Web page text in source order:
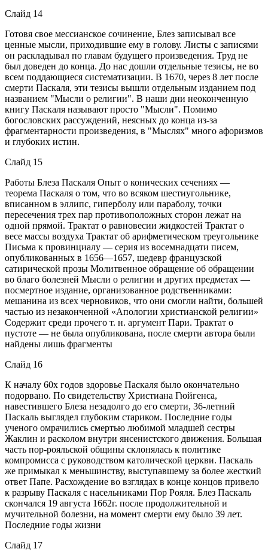
Слайд 14
Готовя свое мессианское сочинение, Блез записывал все
ценные мысли, приходившие ему в голову. Листы с записями
он раскладывал по главам будущего произведения. Труд не
был доведен до конца. До нас дошли отдельные тезисы, не во
всем поддающиеся систематизации. В 1670, через 8 лет после
смерти Паскаля, эти тезисы вышли отдельным изданием под
названием "Мысли о религии". В наши дни неоконченную
книгу Паскаля называют просто "Мысли". Помимо
богословских рассуждений, неясных до конца из-за
фрагментарности произведения, в "Мыслях" много афоризмов
и глубоких истин.
Слайд 15
Работы Блеза Паскаля Опыт о конических сечениях —
теорема Паскаля о том, что во всяком шестиугольнике,
вписанном в эллипс, гиперболу или параболу, точки
пересечения трех пар противоположных сторон лежат на
одной прямой. Трактат о равновесии жидкостей Трактат о
весе массы воздуха Трактат об арифметическом треугольнике
Письма к провинциалу — серия из восемнадцати писем,
опубликованных в 1656—1657, шедевр французской
сатирической прозы Молитвенное обращение об обращении
во благо болезней Мысли о религии и других предметах —
посмертное издание, организованное родственниками:
мешанина из всех черновиков, что они смогли найти, большей
частью из незаконченной «Апологии христианской религии»
Содержит среди прочего т. н. аргумент Пари. Трактат о
пустоте — не была опубликована, после смерти автора были
найдены лишь фрагменты
Слайд 16
К началу 60х годов здоровье Паскаля было окончательно
подорвано. По свидетельству Христиана Гюйгенса,
навестившего Блеза незадолго до его смерти, 36-летний
Паскаль выглядел глубоким стариком. Последние годы
ученого омрачились смертью любимой младшей сестры
Жаклин и расколом внутри янсенистского движения. Большая
часть пор-рояльской общины склонялась к политике
компромисса с руководством католической церкви. Паскаль
же примыкал к меньшинству, выступавшему за более жесткий
ответ Папе. Расхождение во взглядах в конце концов привело
к разрыву Паскаля с насельниками Пор Рояля. Блез Паскаль
скончался 19 августа 1662г. после продолжительной и
мучительной болезни, на момент смерти ему было 39 лет.
Последние годы жизни
Слайд 17